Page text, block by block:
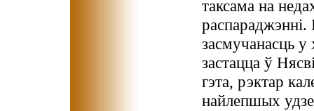
таксама на
засмучанасць у
застацца ў
гэта, рэктар
найлепшых